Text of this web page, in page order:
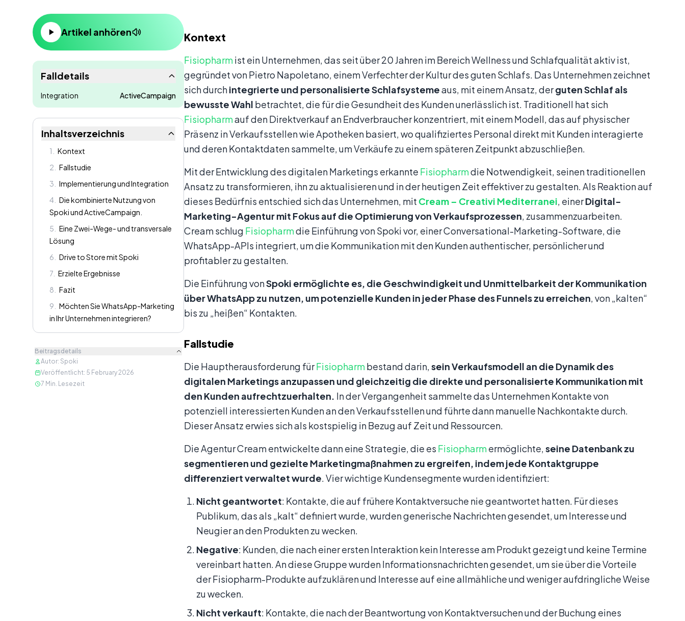
Artikel anhören
Falldetails
Integration ActiveCampaign
Inhaltsverzeichnis
1
Kontext
2
Fallstudie
3
Implementierung und Integration
4
Die kombinierte Nutzung von
Spoki und ActiveCampaign.
5
Eine Zwei-Wege- und transversale
Lösung
6
Drive to Store mit Spoki
7 Erzielte Ergebnisse
8
Fazit
9
Möchten Sie WhatsApp-Marketing
in Ihr Unternehmen integrieren?
Beitragsdetails
Autor: Spoki
Veröffentlicht: 5 February 2026
7 Min. Lesezeit
Kontext
Fisiopharmist ein Unternehmen, das seit über 20 Jahren im Bereich Wellness und Schlafqualität aktiv ist,
gegründet von Pietro Napoletano, einem Verfechter der Kultur des guten Schlafs. Das Unternehmen zeichnet
sich durchintegrierte und personalisierte Schlafsystemeaus, mit einem Ansatz, derguten Schlaf als
bewusste Wahl betrachtet, die für die Gesundheit des Kunden unerlässlich ist. Traditionell hat sich
Fisiopharmauf den Direktverkauf an Endverbraucher konzentriert, mit einem Modell, das auf physischer
Präsenz in Verkaufsstellen wie Apotheken basiert, wo qualifiziertes Personal direkt mit Kunden interagierte
und deren Kontaktdaten sammelte, um Verkäufe zu einem späteren Zeitpunkt abzuschließen.
Mit der Entwicklung des digitalen Marketings erkannte Fisiopharmdie Notwendigkeit, seinen traditionellen
Ansatz zu transformieren, ihn zu aktualisieren und in der heutigen Zeit effektiver zu gestalten. Als Reaktion auf
dieses Bedürfnis entschied sich das Unternehmen, mit Cream – Creativi Mediterranei, einerDigital-
Marketing-Agentur mit Fokus auf die Optimierung von Verkaufsprozessen, zusammenzuarbeiten.
Cream schlug Fisiopharmdie Einführung von Spoki vor, einer Conversational-Marketing-Software, die
WhatsApp-APIs integriert, um die Kommunikation mit den Kunden authentischer, persönlicher und
profitabler zu gestalten.
Die Einführung vonSpoki ermöglichte es, die Geschwindigkeit und Unmittelbarkeit der Kommunikation
über WhatsApp zu nutzen, um potenzielle Kunden in jeder Phase des Funnels zu erreichen, von „kalten“
bis zu „heißen“ Kontakten.
Fallstudie
Die Hauptherausforderung fürFisiopharmbestand darin,sein Verkaufsmodell an die Dynamik des
digitalen Marketings anzupassen und gleichzeitig die direkte und personalisierte Kommunikation mit
den Kunden aufrechtzuerhalten. In der Vergangenheit sammelte das Unternehmen Kontakte von
potenziell interessierten Kunden an den Verkaufsstellen und führte dann manuelle Nachkontakte durch.
Dieser Ansatz erwies sich als kostspielig in Bezug auf Zeit und Ressourcen.
Die Agentur Cream entwickelte dann eine Strategie, die es Fisiopharmermöglichte,seine Datenbank zu
segmentieren und gezielte Marketingmaßnahmen zu ergreifen, indem jede Kontaktgruppe
differenziert verwaltet wurde. Vier wichtige Kundensegmente wurden identifiziert:
Nicht geantwortet: Kontakte, die auf frühere Kontaktversuche nie geantwortet hatten. Für dieses
Publikum, das als „kalt“ definiert wurde, wurden generische Nachrichten gesendet, um Interesse und
Neugier an den Produkten zu wecken.
Negative: Kunden, die nach einer ersten Interaktion kein Interesse am Produkt gezeigt und keine Termine
vereinbart hatten. An diese Gruppe wurden Informationsnachrichten gesendet, um sie über die Vorteile
der Fisiopharm-Produkte aufzuklären und Interesse auf eine allmähliche und weniger aufdringliche Weise
zu wecken.
Nicht verkauft: Kontakte, die nach der Beantwortung von Kontaktversuchen und der Buchung eines